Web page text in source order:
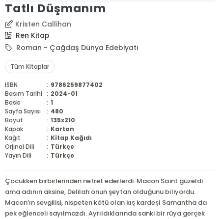
Tatlı Düşmanım
Kristen Callihan
Ren Kitap
Roman - Çağdaş Dünya Edebiyatı
Tüm Kitaplar
ISBN : 9786259877402
Basım Tarihi : 2024-01
Baskı
: 1
Sayfa Sayısı
: 480
Boyut
: 135x210
Kapak
: Karton
Kağıt
: Kitap Kağıdı
Orjinal Dili
: Türkçe
Yayın Dili
: Türkçe
Çocukken birbirlerinden nefret ederlerdi. Macon Saint güzeldi
ama adının aksine, Delilah onun şeytan olduğunu biliyordu.
Macon’ın sevgilisi, nispeten kötü olan kış kardeşi Samantha da
pek eğlenceli sayılmazdı. Ayrıldıklarında sanki bir rüya gerçek